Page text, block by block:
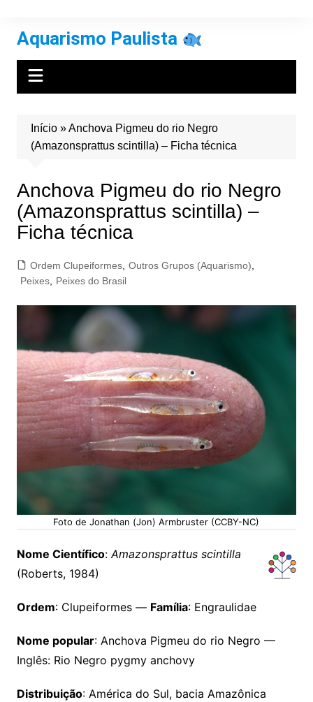
conteúdo
Aquarismo Paulista
Início»Anchova Pigmeu do rio Negro
(Amazonsprattus scintilla) – Ficha técnica
Anchova Pigmeu do rio Negro
(Amazonsprattus scintilla) –
Ficha técnica
Ordem Clupeiformes, Outros Grupos (Aquarismo)
Peixes, Peixes do Brasil
Foto de Jonathan (Jon) Armbruster (CCBY-NC)
Nome Científico:Amazonsprattus scintilla
(Roberts, 1984)
Ordem: Clupeiformes — Família: Engraulidae
Nome popular: Anchova Pigmeu do rio Negro —
Inglês: Rio Negro pygmy anchovy
Distribuição: América do Sul, bacia Amazônica